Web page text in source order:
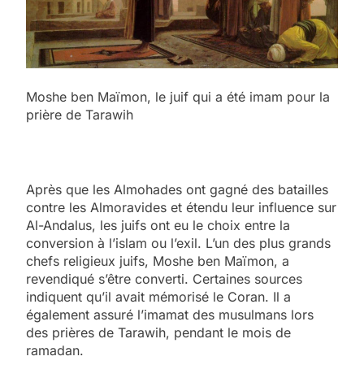
Moshe ben Maïmon, le juif qui a été imam pour la
prière de Tarawih
Après que les Almohades ont gagné des batailles
contre les Almoravides et étendu leur influence sur
Al-Andalus, les juifs ont eu le choix entre la
conversion à l’islam ou l’exil. L’un des plus grands
chefs religieux juifs, Moshe ben Maïmon, a
revendiqué s’être converti. Certaines sources
indiquent qu’il avait mémorisé le Coran. Il a
également assuré l’imamat des musulmans lors
des prières de Tarawih, pendant le mois de
ramadan.